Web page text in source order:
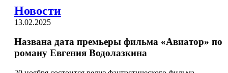
Новости
13.02.2025
Названа дата премьеры фильма «Авиатор» по
роману Евгения Водолазкина